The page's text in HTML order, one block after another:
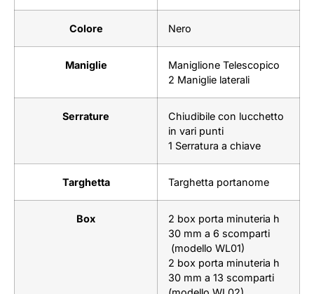
Colore Nero
Maniglie
Maniglione Telescopico
2 Maniglie laterali
Serrature
Chiudibile con lucchetto
in vari punti
1 Serratura a chiave
Targhetta Targhetta portanome
Box
2 box porta minuteria h
30 mm a 6 scomparti
(modello WL01)
2 box porta minuteria h
30 mm a 13 scomparti